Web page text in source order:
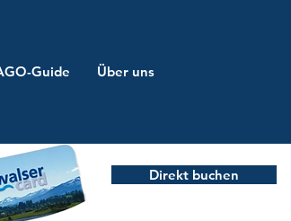
Guide Über uns
Direkt buchen